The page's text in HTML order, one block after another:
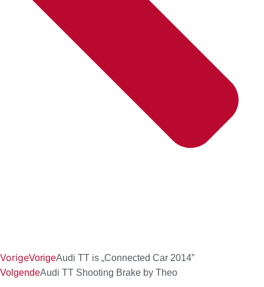
VorigeVorigeAudi TT is „Connected Car 2014”
VolgendeAudi TT Shooting Brake by Theo